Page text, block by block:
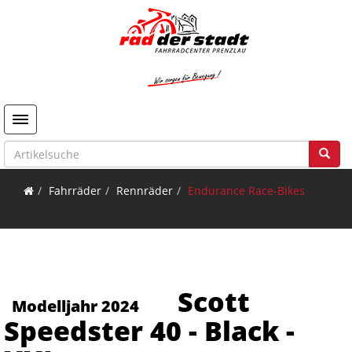
Toggle navigation
Fahrräder Rennräder Endurance Race-Bikes
Modelljahr 2024
Scott
Speedster 40 - Black -